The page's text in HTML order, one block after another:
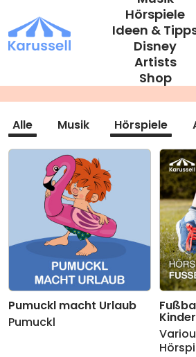
Inhalt
springen
Hörspiele
Ideen &
Disney
Artists
Shop
Alle Musik Hörspiele
Pumuckl macht Urlaub
Pumuckl
Kinder